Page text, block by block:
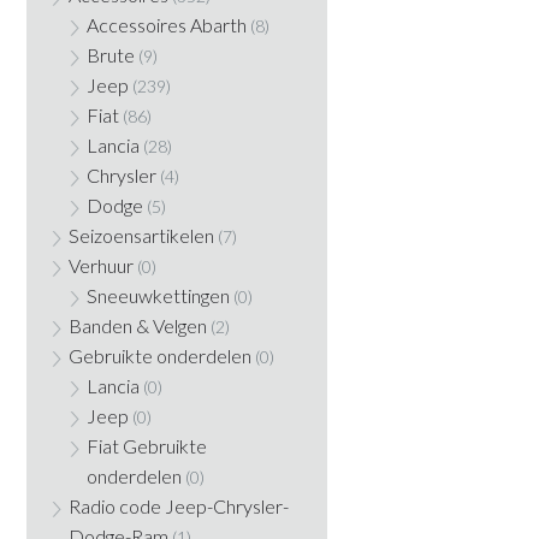
Accessoires Abarth (8)
Brute (9)
Jeep (239)
Fiat (86)
Lancia (28)
Chrysler (4)
Dodge (5)
Seizoensartikelen (7)
Verhuur (0)
Sneeuwkettingen (0)
Banden & Velgen (2)
Gebruikte onderdelen (0)
Lancia (0)
Jeep (0)
Fiat Gebruikte
onderdelen (0)
Radio code Jeep-Chrysler-